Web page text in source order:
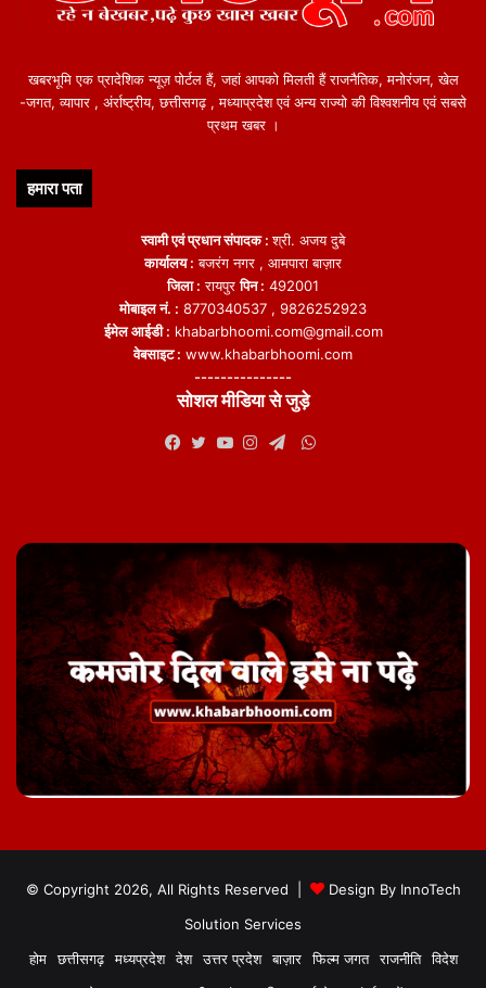
खबरभूमि एक प्रादेशिक न्यूज़ पोर्टल हैं, जहां आपको मिलती हैं राजनैतिक, मनोरंजन, खेल
-जगत, व्यापार , अंर्राष्ट्रीय, छत्तीसगढ़ , मध्याप्रदेश एवं अन्य राज्यो की विश्वशनीय एवं सबसे
प्रथम खबर ।
हमारा पता
स्वामी एवं प्रधान संपादक :श्री. अजय दुबे
कार्यालय : बजरंग नगर , आमपारा बाज़ार
जिला : रायपुरपिन : 492001
मोबाइल नं. : 8770340537 , 9826252923
ईमेल आईडी : khabarbhoomi.com@gmail.com
वेबसाइट : www.khabarbhoomi.com
---------------
सोशल मीडिया से जुड़े
WhatsApp
© Copyright 2026, All Rights Reserved | Design By InnoTech
Solution Services
होम
छत्तीसगढ़ मध्यप्रदेश देश उत्तर प्रदेश बाज़ार फिल्म जगत राजनीति
विदेश